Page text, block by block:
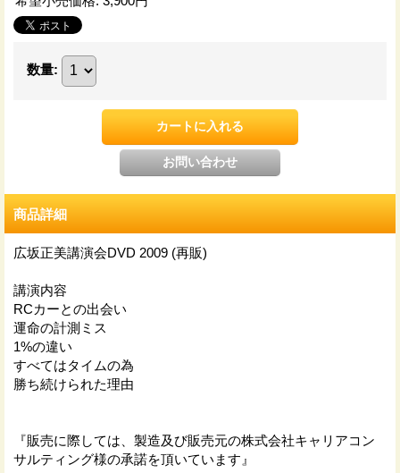
数量:
商品詳細
広坂正美講演会DVD 2009 (再販)
講演内容
RCカーとの出会い
運命の計測ミス
1%の違い
すべてはタイムの為
勝ち続けられた理由
『販売に際しては、製造及び販売元の株式会社キャリアコン
サルティング様の承諾を頂いています』